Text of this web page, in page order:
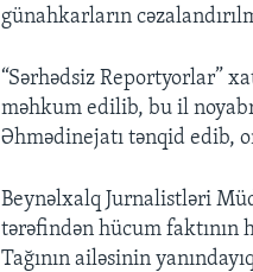
günahkarların
“Sərhədsiz Reportyorlar”
məhkum edilib, bu il
Əhmədinejatı tənqid edib,
Beynəlxalq Jurnalistləri
tərəfindən hücum faktının
Tağının ailəsinin